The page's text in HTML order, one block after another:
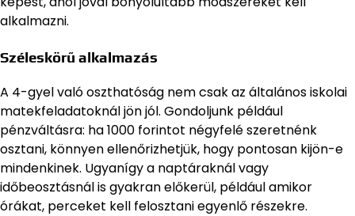
alkalmazni.
Széleskörű alkalmazás
A 4-gyel való oszthatóság nem csak az általános iskolai
matekfeladatoknál jön jól. Gondoljunk például
pénzváltásra: ha 1000 forintot négyfelé szeretnénk
osztani, könnyen ellenőrizhetjük, hogy pontosan kijön-e
mindenkinek. Ugyanígy a naptáraknál vagy
időbeosztásnál is gyakran előkerül, például amikor
órákat, perceket kell felosztani egyenlő részekre.